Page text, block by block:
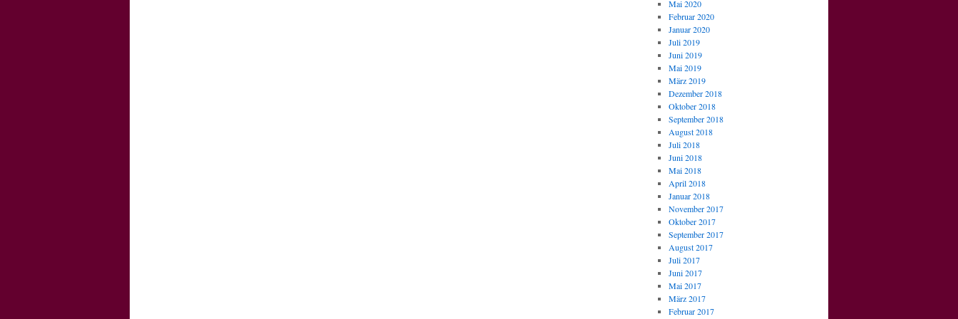
Mai 2020
Februar 2020
Januar 2020
Juli 2019
Juni 2019
Mai 2019
März 2019
Dezember 2018
Oktober 2018
September 2018
August 2018
Juli 2018
Juni 2018
Mai 2018
April 2018
Januar 2018
November 2017
Oktober 2017
September 2017
August 2017
Juli 2017
Juni 2017
Mai 2017
März 2017
Februar 2017